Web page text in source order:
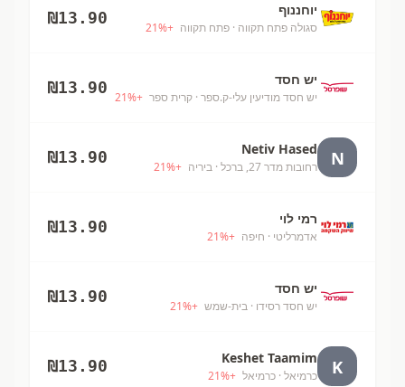
יוחננוף
סגולה פתח תקווה · פתח תקווה +
21%
₪13.90
יש חסד
יש חסד מודיעין עלי-ק.ספר · קרית ספר +
21%
₪13.90
N
Netiv Hased
רחובות מדר 27, ברכל · ביריה +
21%
₪13.90
רמי לוי
אדמרליטי · חיפה +
21%
₪13.90
יש חסד
יש חסד רסידו · בית-שמש +
21%
₪13.90
K
Keshet Taamim
כרמיאל · כרמיאל +
21%
₪13.90